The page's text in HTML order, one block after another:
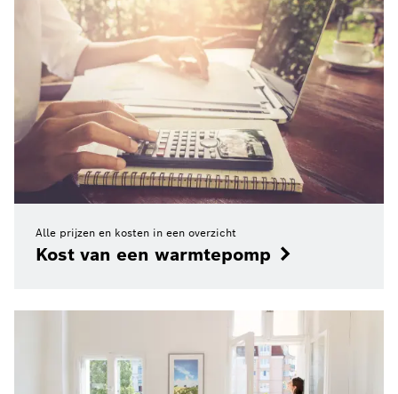
Alle prijzen en kosten in een overzicht
Kost van een warmtepomp